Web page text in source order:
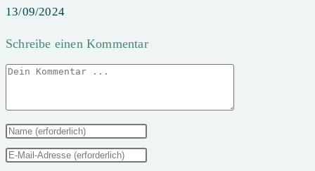
13/09/2024
Schreibe einen Kommentar
Kommentieren
Gib
deinen
Gib